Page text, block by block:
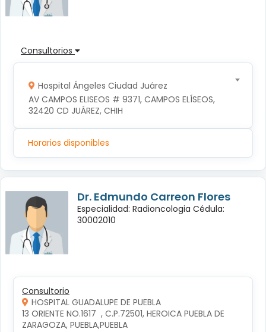
Consultorios
Hospital Ángeles Ciudad Juárez
AV CAMPOS ELISEOS # 9371, CAMPOS ELÍSEOS,
32420 CD JUÁREZ, CHIH
Horarios disponibles
Dr. Edmundo Carreon Flores
Especialidad: Radioncologia Cédula:
30002010
Consultorio
HOSPITAL GUADALUPE DE PUEBLA
13 ORIENTE NO.1617  , C.P.72501, HEROICA PUEBLA DE
ZARAGOZA, PUEBLA,PUEBLA